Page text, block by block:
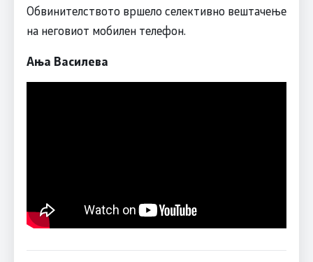
Обвинителството вршело селективно вештачење
на неговиот мобилен телефон.
Ања Василева